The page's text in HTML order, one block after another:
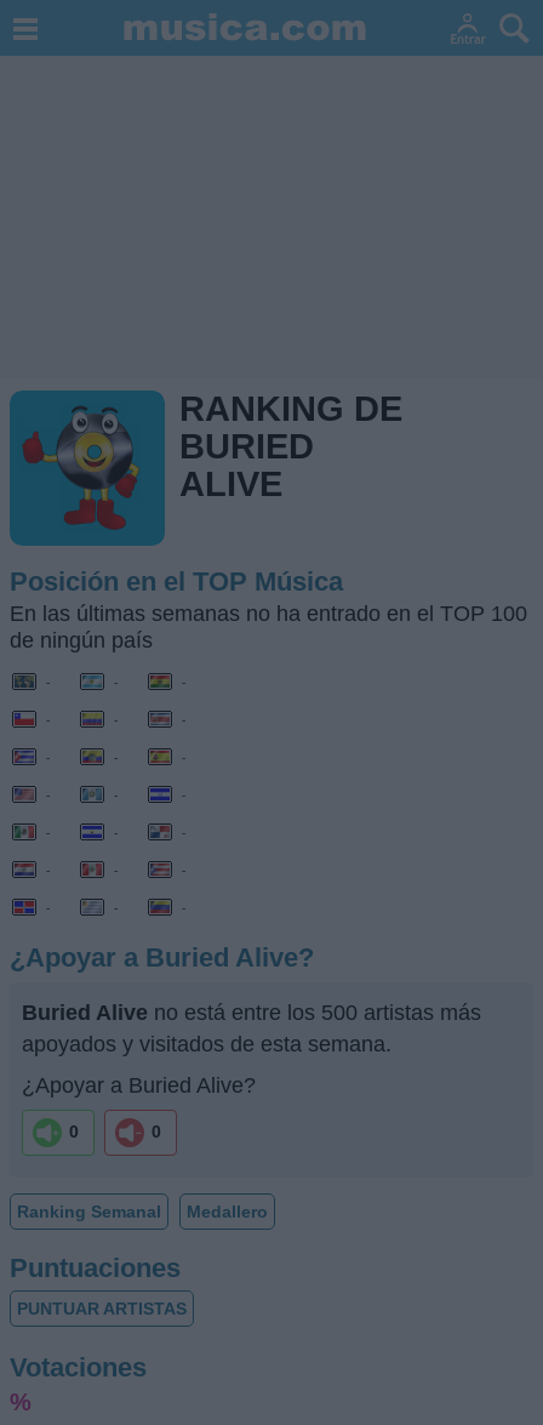
RANKING DE
BURIED
ALIVE
Posición en el TOP Música
En las últimas semanas no ha entrado en el TOP 100
de ningún país
- - -
- - -
- - -
- - -
- - -
- - -
- - -
¿Apoyar a Buried Alive?
Buried Alive no está entre los 500 artistas más
apoyados y visitados de esta semana.
¿Apoyar a Buried Alive?
0 0
Ranking Semanal Medallero
Puntuaciones
PUNTUAR ARTISTAS
Votaciones
%